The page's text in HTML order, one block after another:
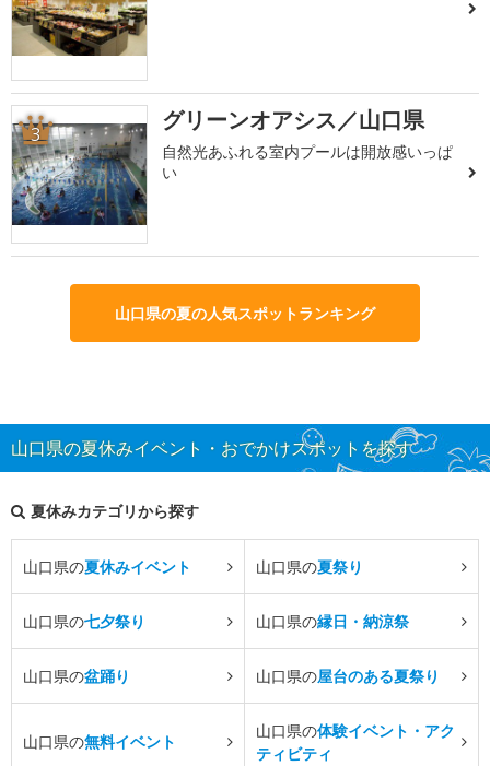
3 グリーンオアシス／山口県
自然光あふれる室内プールは開放感いっぱ
い
山口県の夏の人気スポットランキング
山口県の夏休みイベント・おでかけスポットを探す
夏休みカテゴリから探す
山口県の夏休みイベント 山口県の夏祭り
山口県の七夕祭り 山口県の縁日・納涼祭
山口県の盆踊り 山口県の屋台のある夏祭り
山口県の無料イベント
山口県の体験イベント・アク
ティビティ